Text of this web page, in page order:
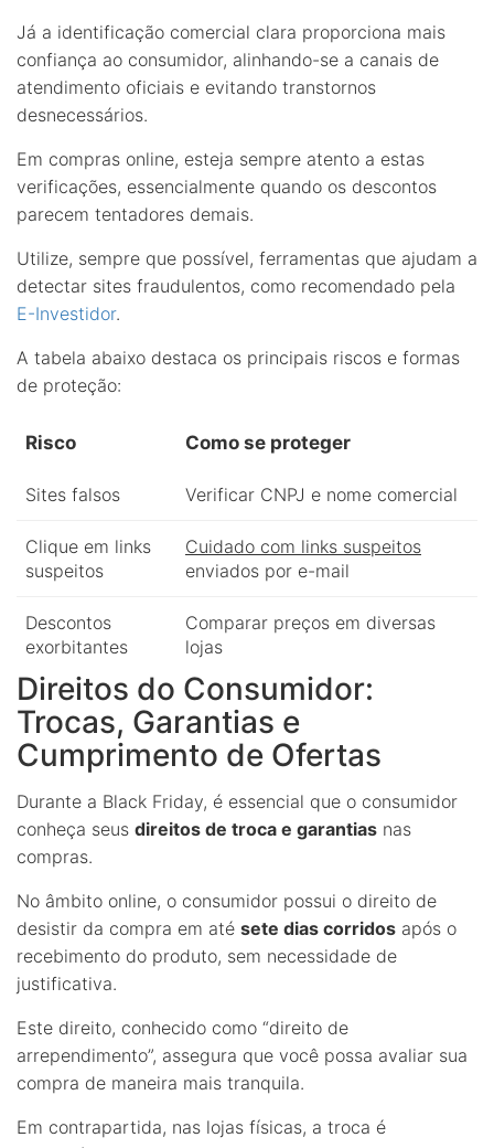
Já a identificação comercial clara proporciona mais
confiança ao consumidor, alinhando-se a canais de
atendimento oficiais e evitando transtornos
desnecessários.
Em compras online, esteja sempre atento a estas
verificações, essencialmente quando os descontos
parecem tentadores demais.
Utilize, sempre que possível, ferramentas que ajudam a
detectar sites fraudulentos, como recomendado pela
E-Investidor.
A tabela abaixo destaca os principais riscos e formas
de proteção:
Risco Como se proteger
Sites falsos Verificar CNPJ e nome comercial
Clique em links
suspeitos
Cuidado com links suspeitos
enviados por e-mail
Descontos
exorbitantes
Comparar preços em diversas
lojas
Direitos do Consumidor:
Trocas, Garantias e
Cumprimento de Ofertas
Durante a Black Friday, é essencial que o consumidor
conheça seus direitos de troca e garantias nas
compras.
No âmbito online, o consumidor possui o direito de
desistir da compra em até sete dias corridos após o
recebimento do produto, sem necessidade de
justificativa.
Este direito, conhecido como “direito de
arrependimento”, assegura que você possa avaliar sua
compra de maneira mais tranquila.
Em contrapartida, nas lojas físicas, a troca é